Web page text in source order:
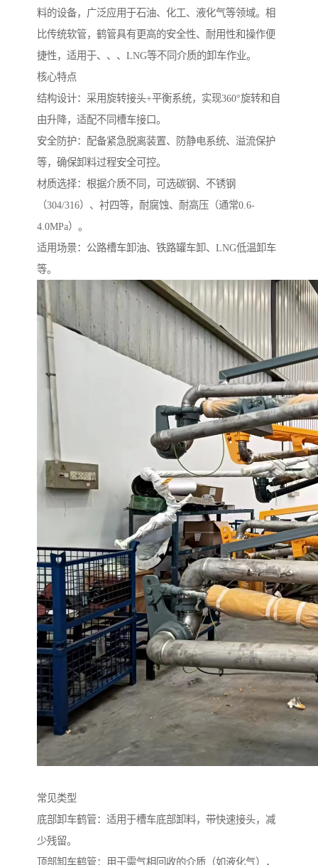
料的设备，广泛应用于石油、化工、液化气等领域。相
比传统软管，鹤管具有更高的安全性、耐用性和操作便
捷性，适用于、、、LNG等不同介质的卸车作业。
核心特点
结构设计：采用旋转接头+平衡系统，实现360°旋转和自
由升降，适配不同槽车接口。
安全防护：配备紧急脱离装置、防静电系统、溢流保护
等，确保卸料过程安全可控。
材质选择：根据介质不同，可选碳钢、不锈钢
（304/316）、衬四等，耐腐蚀、耐高压（通常0.6-
4.0MPa）。
适用场景：公路槽车卸油、铁路罐车卸、LNG低温卸车
等。
常见类型
底部卸车鹤管：适用于槽车底部卸料，带快速接头，减
少残留。
顶部卸车鹤管：用于需气相回收的介质（如液化气），